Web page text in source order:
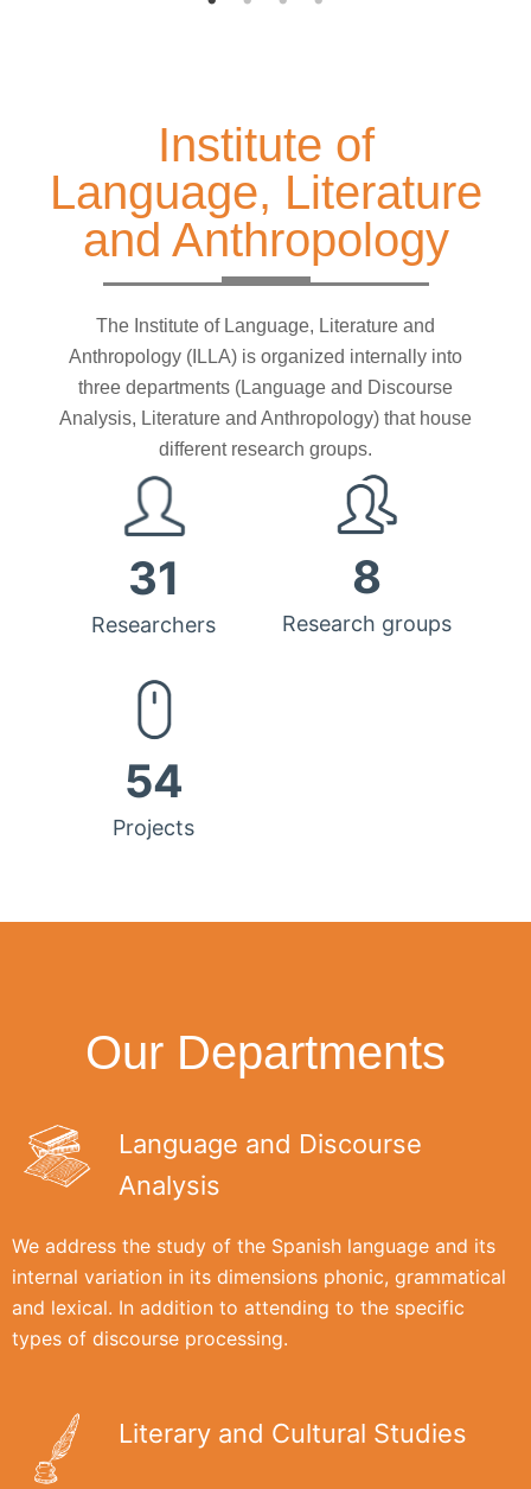
Institute of
Language, Literature
and Anthropology
The Institute of Language, Literature and
Anthropology (ILLA) is organized internally into
three departments (Language and Discourse
Analysis, Literature and Anthropology) that house
different research groups.
31
Researchers
8
Research groups
54
Projects
Our Departments
Language and Discourse
Analysis
We address the study of the Spanish language and its
internal variation in its dimensions phonic, grammatical
and lexical. In addition to attending to the specific
types of discourse processing.
Literary and Cultural Studies